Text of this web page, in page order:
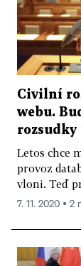
Civilní
webu.
Letos chce
provoz
vloni. Teď
7. 11. 2020 ▪ 2